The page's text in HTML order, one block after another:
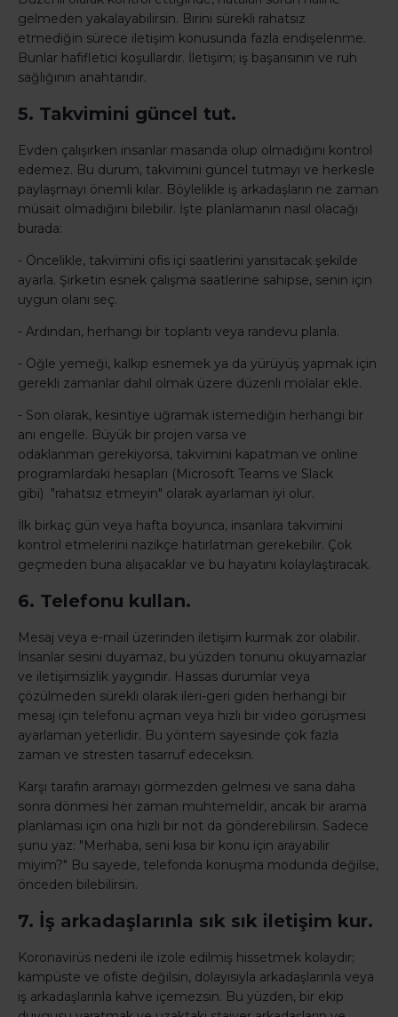
gelmeden yakalayabilirsin. Birini sürekli rahatsız
etmediğin sürece iletişim konusunda fazla endişelenme.
Bunlar hafifletici koşullardır. İletişim; iş başarısının ve ruh
sağlığının anahtarıdır.
5. Takvimini güncel tut.
Evden çalışırken insanlar masanda olup olmadığını kontrol
edemez. Bu durum, takvimini güncel tutmayı ve herkesle
paylaşmayı önemli kılar. Böylelikle iş arkadaşların ne zaman
müsait olmadığını bilebilir. İşte planlamanın nasıl olacağı
burada:
- Öncelikle, takvimini ofis içi saatlerini yansıtacak şekilde
ayarla. Şirketin esnek çalışma saatlerine sahipse, senin için
uygun olanı seç.
- Ardından, herhangi bir toplantı veya randevu planla.
- Öğle yemeği, kalkıp esnemek ya da yürüyüş yapmak için
gerekli zamanlar dahil olmak üzere düzenli molalar ekle.
- Son olarak, kesintiye uğramak istemediğin herhangi bir
anı engelle. Büyük bir projen varsa ve
odaklanman gerekiyorsa, takvimini kapatman ve online
programlardaki hesapları (Microsoft Teams ve Slack
gibi) "rahatsız etmeyin" olarak ayarlaman iyi olur.
İlk birkaç gün veya hafta boyunca, insanlara takvimini
kontrol etmelerini nazikçe hatırlatman gerekebilir. Çok
geçmeden buna alışacaklar ve bu hayatını kolaylaştıracak.
6. Telefonu kullan.
Mesaj veya e-mail üzerinden iletişim kurmak zor olabilir.
İnsanlar sesini duyamaz, bu yüzden tonunu okuyamazlar
ve iletişimsizlik yaygındır. Hassas durumlar veya
çözülmeden sürekli olarak ileri-geri giden herhangi bir
mesaj için telefonu açman veya hızlı bir video görüşmesi
ayarlaman yeterlidir. Bu yöntem sayesinde çok fazla
zaman ve stresten tasarruf edeceksin.
Karşı tarafın aramayı görmezden gelmesi ve sana daha
sonra dönmesi her zaman muhtemeldir, ancak bir arama
planlaması için ona hızlı bir not da gönderebilirsin. Sadece
şunu yaz: "Merhaba, seni kısa bir konu için arayabilir
miyim?" Bu sayede, telefonda konuşma modunda değilse,
önceden bilebilirsin.
7. İş arkadaşlarınla sık sık iletişim kur.
Koronavirüs nedeni ile izole edilmiş hissetmek kolaydır;
kampüste ve ofiste değilsin, dolayısıyla arkadaşlarınla veya
iş arkadaşlarınla kahve içemezsin. Bu yüzden, bir ekip